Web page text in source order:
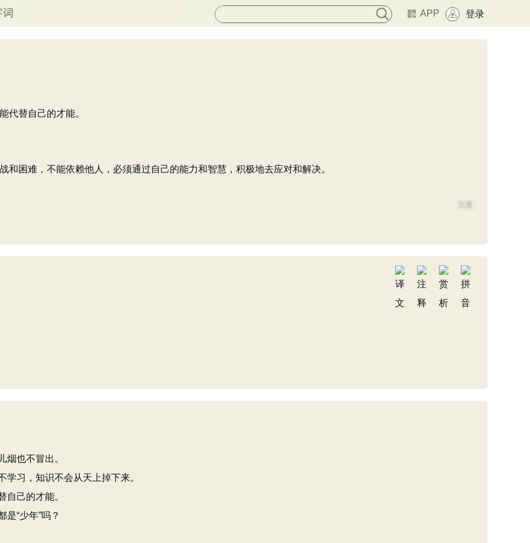
APP 登录
代替自己的才能。
和困难，不能依赖他人，必须通过自己的能力和智慧，积极地去应对和解决。
完善
烟也不冒出。
习，知识不会从天上掉下来。
自己的才能。
“少年”吗？